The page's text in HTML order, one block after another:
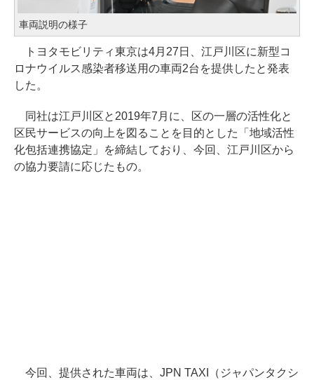
車両説明の様子
トヨタモビリティ東京は4月27日、江戸川区に新型コ
ロナウイルス感染者移送用の車両2台を提供したと発表
した。
同社は江戸川区と2019年7月に、区の一層の活性化と
区民サービスの向上を図ることを目的とした「地域活性
化包括連携協定」を締結しており、今回、江戸川区から
の協力要請に応じたもの。
今回、提供された車両は、JPN TAXI（ジャパンタクシ